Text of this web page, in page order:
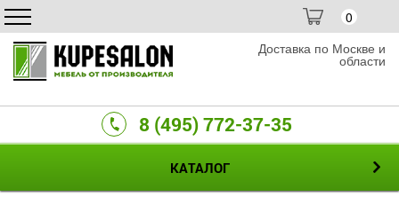
0
Доставка по Москве и
области
8 (495) 772-37-35
КАТАЛОГ